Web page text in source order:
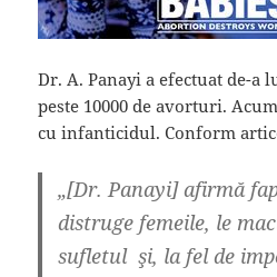
Dr. A. Panayi a efectuat de-a
peste 10000 de avorturi.
cu infanticidul. Conform
„[Dr. Panayi] afirmă
distruge femeile, le
sufletul şi, la fel de